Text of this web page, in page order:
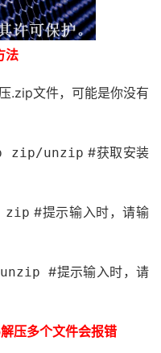
法
.zip文件，可能是你没有
zip/unzip #获取安装
zip #提示输入时，请输
#提示输入时，请
压多个文件会报错